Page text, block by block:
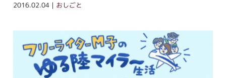
2016.02.04｜ おしごと